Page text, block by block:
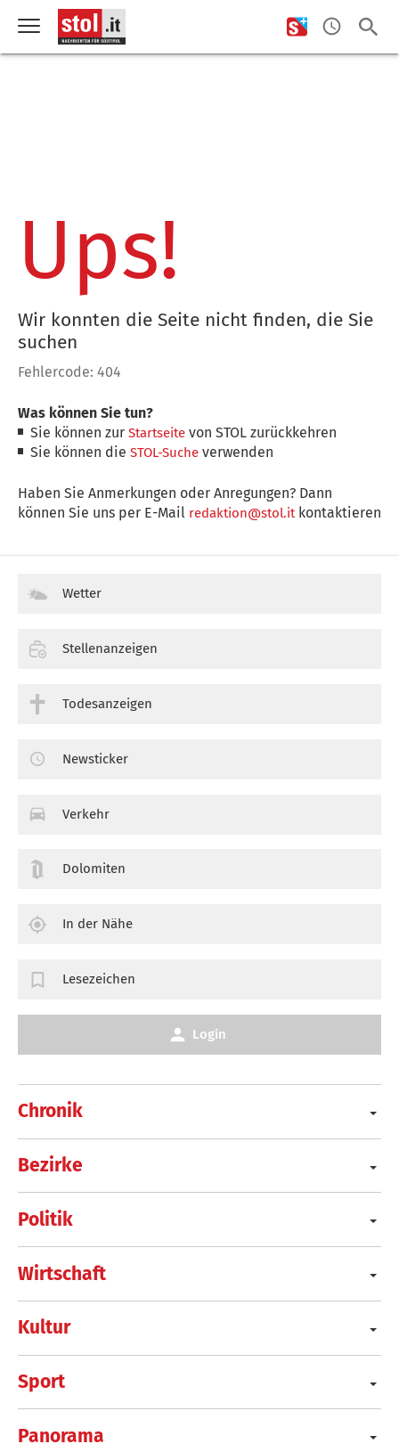
Ups!
Wir konnten die Seite nicht finden, die Sie
suchen
Fehlercode: 404
Was können Sie tun?
Sie können zurStartseite von STOL zurückkehren
Sie können dieSTOL-Suche verwenden
Haben Sie Anmerkungen oder Anregungen? Dann
können Sie uns per E-Mail redaktion@stol.itkontaktieren
Chronik
Bezirke
Politik
Wirtschaft
Kultur
Sport
Panorama
Wetter
Stellenanzeigen
Todesanzeigen
Newsticker
Verkehr
Dolomiten
In der Nähe
Lesezeichen
Login